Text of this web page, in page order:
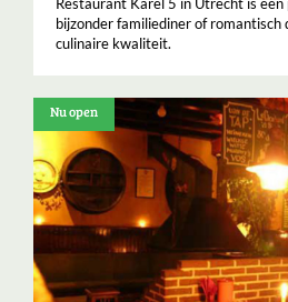
bijzonder familiediner of romantisch
culinaire kwaliteit.
Nu open